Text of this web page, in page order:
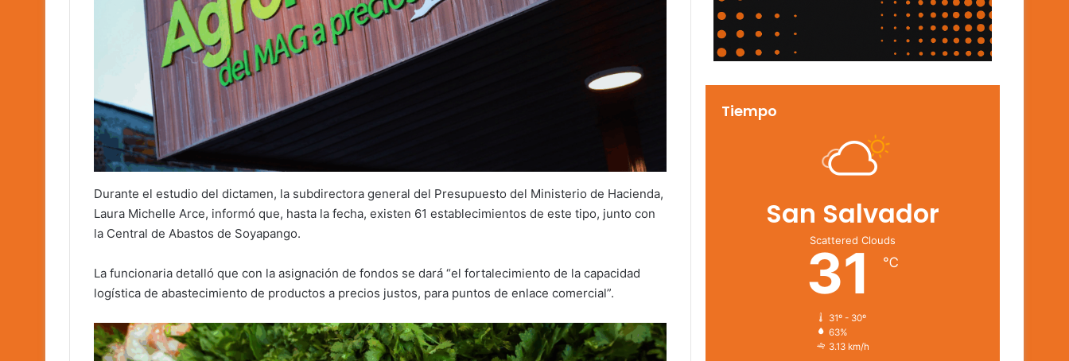
Durante el estudio del dictamen, la subdirectora general del Presupuesto del Ministerio de Hacienda,
Laura Michelle Arce, informó que, hasta la fecha, existen 61 establecimientos de este tipo, junto con
la Central de Abastos de Soyapango.
La funcionaria detalló que con la asignación de fondos se dará “el fortalecimiento de la capacidad
logística de abastecimiento de productos a precios justos, para puntos de enlace comercial”.
Tiempo
San Salvador
Scattered Clouds
31 ℃
31º - 30º
63%
3.13 km/h